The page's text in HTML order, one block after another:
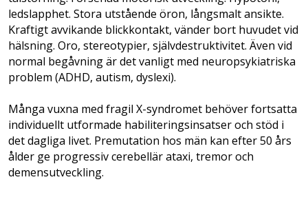
ledslapphet. Stora utstående öron, lång­smalt ansikte.
Kraftigt avvikande blickkontakt, vänder bort huvudet vid
hälsning. Oro, stereotypier, självdestruktivitet. Även vid
normal begåvning är det vanligt med neuropsykiatriska
problem (ADHD, autism, dyslexi).
Många vuxna med fragil X-syndromet behöver fortsatta
individuellt utformade habiliteringsinsatser och stöd i
det dagliga livet. Premutation hos män kan efter 50 års
ålder ge progressiv cerebellär ataxi, tremor och
demensutveckling.